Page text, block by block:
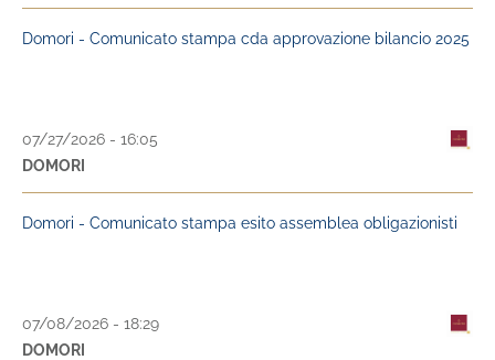
Domori - Comunicato stampa cda approvazione bilancio 2025
07/27/2026 - 16:05
DOMORI
Domori - Comunicato stampa esito assemblea obligazionisti
07/08/2026 - 18:29
DOMORI